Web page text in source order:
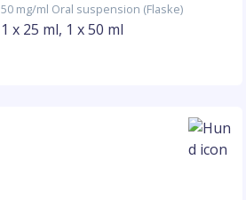
50 mg/ml Oral suspension (Flaske)
1 x 25 ml, 1 x 50 ml